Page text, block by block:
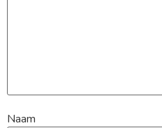
Naam